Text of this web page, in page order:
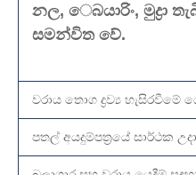
නල, ෙබයාරිං, මුද්‍රා
සමන්විත වේ.
වරාය තොග ද්‍රව්‍ය හැසිරවීමේ
පතල් අයදුම්පත්‍රයේ සාර්ථක